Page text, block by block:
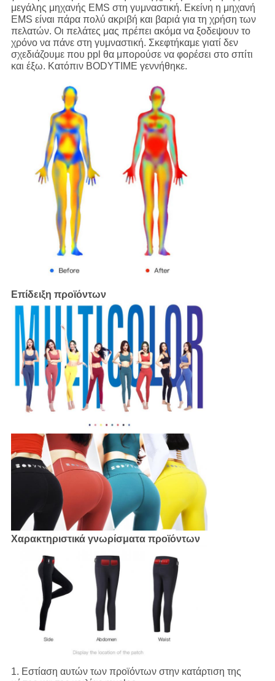
μεγάλης μηχανής EMS στη γυμναστική. Εκείνη η μηχανή
EMS είναι πάρα πολύ ακριβή και βαριά για τη χρήση των
πελατών. Οι πελάτες μας πρέπει ακόμα να ξοδεψουν το
χρόνο να πάνε στη γυμναστική. Σκεφτήκαμε γιατί δεν
σχεδιάζουμε που ppl θα μπορούσε να φορέσει στο σπίτι
και έξω. Κατόπιν BODYTIME γεννήθηκε.
Επίδειξη προϊόντων
Χαρακτηριστικά γνωρίσματα προϊόντων
1. Εστίαση αυτών των προϊόντων στην κατάρτιση της